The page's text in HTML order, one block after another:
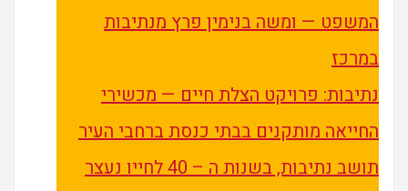
המשפט — ומשה בנימין פרץ מנתיבות
במרכז
נתיבות: פרויקט הצלת חיים — מכשירי
החייאה מותקנים בבתי כנסת ברחבי העיר
תושב נתיבות, בשנות ה – 40 לחייו נעצר